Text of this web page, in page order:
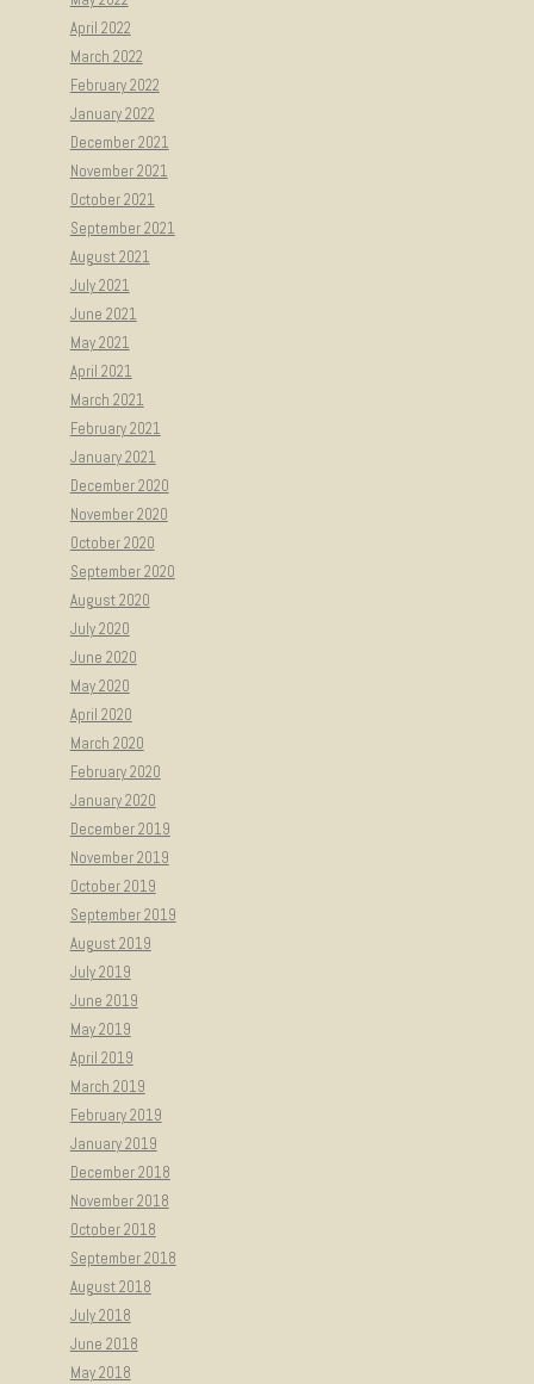
April 2022
March 2022
February 2022
January 2022
December 2021
November 2021
October 2021
September 2021
August 2021
July 2021
June 2021
May 2021
April 2021
March 2021
February 2021
January 2021
December 2020
November 2020
October 2020
September 2020
August 2020
July 2020
June 2020
May 2020
April 2020
March 2020
February 2020
January 2020
December 2019
November 2019
October 2019
September 2019
August 2019
July 2019
June 2019
May 2019
April 2019
March 2019
February 2019
January 2019
December 2018
November 2018
October 2018
September 2018
August 2018
July 2018
June 2018
May 2018